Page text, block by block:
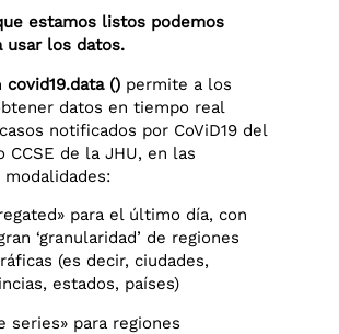
estamos listos podemos
usar los datos.
covid19.data () permite a los
datos en tiempo real
notificados por CoViD19 del
CCSE de la JHU, en las
para el último día, con
‘granularidad’ de regiones
(es decir, ciudades,
estados, países)
series» para regiones